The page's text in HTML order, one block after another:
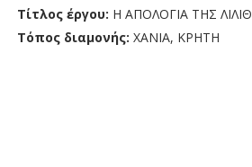
Τίτλος έργου: Η ΑΠΟΛΟΓΙΑ ΤΗΣ ΛΙΛΙΘ
Τόπος διαμονής: ΧΑΝΙΑ, ΚΡΗΤΗ